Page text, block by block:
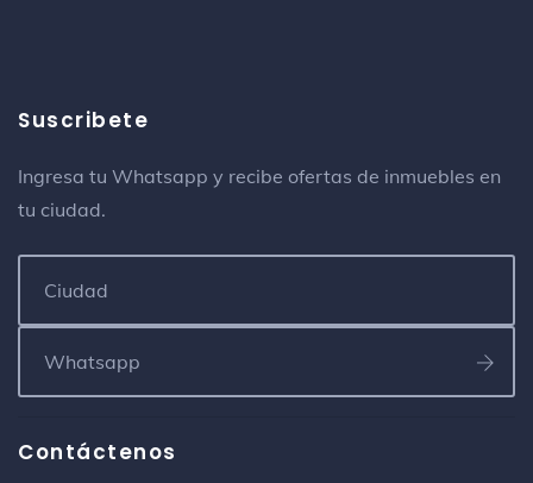
Suscribete
Ingresa tu Whatsapp y recibe ofertas de inmuebles en
tu ciudad.
Contáctenos